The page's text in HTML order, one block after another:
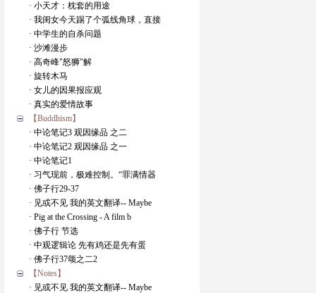
· 小天才：枕套的用途
· 我闺女今天踢了个弧线角球，直接
· 中学生的自杀问题
· 沙滩漫步
· 高奇峰"怒狮"解
· 旋转木马
· 女儿的因果报应观
· 真实的爱情故事
【Buddhism】
· 中论笔记3 观因缘品 之二
· 中论笔记2 观因缘品 之一
· 中论笔记1
· 习气现前，极难控制。“罪满情器
· 佛子行29-37
· 见或不见 我的英文翻译-- Maybe
· Pig at the Crossing - A film b
· 佛子行 节选
· 中观逻辑论 先有鸡还是先有蛋
· 佛子行37颂之二2
【Notes】
· 见或不见 我的英文翻译-- Maybe